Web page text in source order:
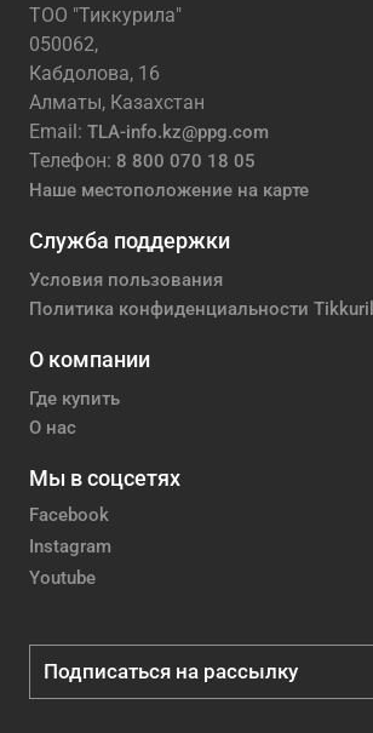
ТОО "Тиккурила"
050062,
Кабдолова, 16
Алматы, Казахстан
Email: TLA-info.kz@ppg.com
Телефон: 8 800 070 18 05
Наше местоположение на карте
Служба поддержки
Условия пользования
Политика конфиденциальности
О компании
Где купить
О нас
Мы в соцсетях
Facebook
Instagram
Youtube
Подписаться на рассылку